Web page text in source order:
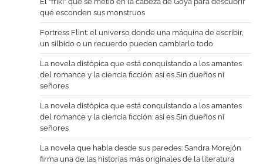
qué esconden sus monstruos
Fortress Flint: el universo donde una máquina de escribir,
un silbido o un recuerdo pueden cambiarlo todo
La novela distópica que está conquistando a los amantes
del romance y la ciencia ficción: así es Sin dueños ni
señores
La novela distópica que está conquistando a los amantes
del romance y la ciencia ficción: así es Sin dueños ni
señores
La novela que habla desde sus paredes: Sandra Morejón
firma una de las historias más originales de la literatura